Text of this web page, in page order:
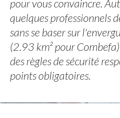
pour vous convaincre.
quelques professionnels
sans se baser sur
(2.93 km² pour
des règles de sécurité
points obligatoires.